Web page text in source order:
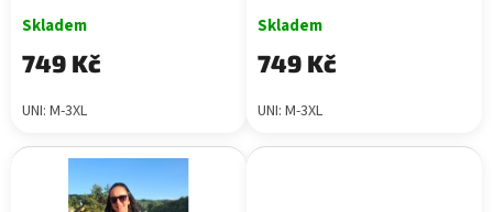
Skladem
749 Kč
UNI: M-3XL
Skladem
749 Kč
UNI: M-3XL